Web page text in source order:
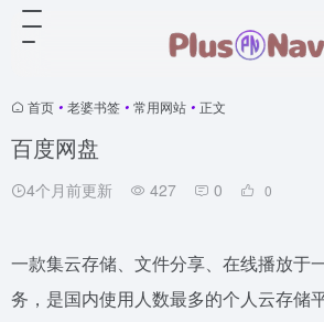
首页 • 老婆书签 • 常用网站 • 正文
百度网盘
4个月前更新 427 0 0
一款集云存储、文件分享、在线播放于
务，是国内使用人数最多的个人云存储